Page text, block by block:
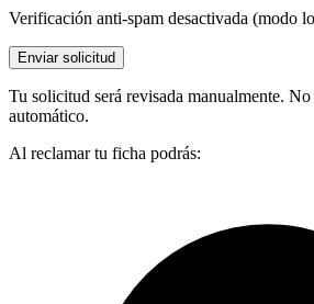
Verificación anti-spam desactivada (modo
Enviar solicitud
Tu solicitud será revisada manualmente. No
automático.
Al reclamar tu ficha podrás: